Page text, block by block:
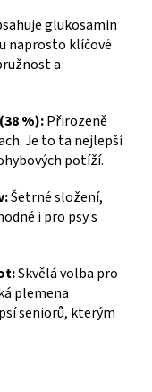
glukosamin
naprosto klíčové
a
%):Přirozeně
Je to ta nejlepší
potíží.
Šetrné složení,
i pro psy s
Skvělá volba pro
plemena
seniorů, kterým